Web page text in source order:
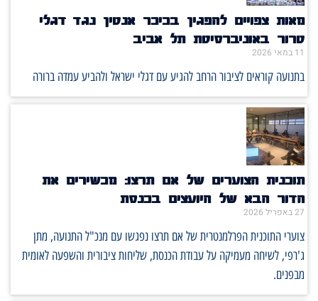
מאות צפויים להפגין בכיכר אנטין נגד דגלי
טרור באוניברסיטת תל אביב
11 במאי 2026
בתנועה קוראים לציבור הרחב להגיע עם דגלי ישראל ולהביע עמדה ברורה
תוכנית הצוערים של אם תרצו: מכשירים את
הדור הבא של היועצים בכנסת
27 באפריל 2026
צוערי התוכנית הפרלמנטרית של אם תרצו נפגשו עם מנכ"ל התנועה, מתן
ג'רפי, לשיחה מעמיקה על עבודת הכנסת, שליחות ציבורית והשפעה לאומית
מבפנים.